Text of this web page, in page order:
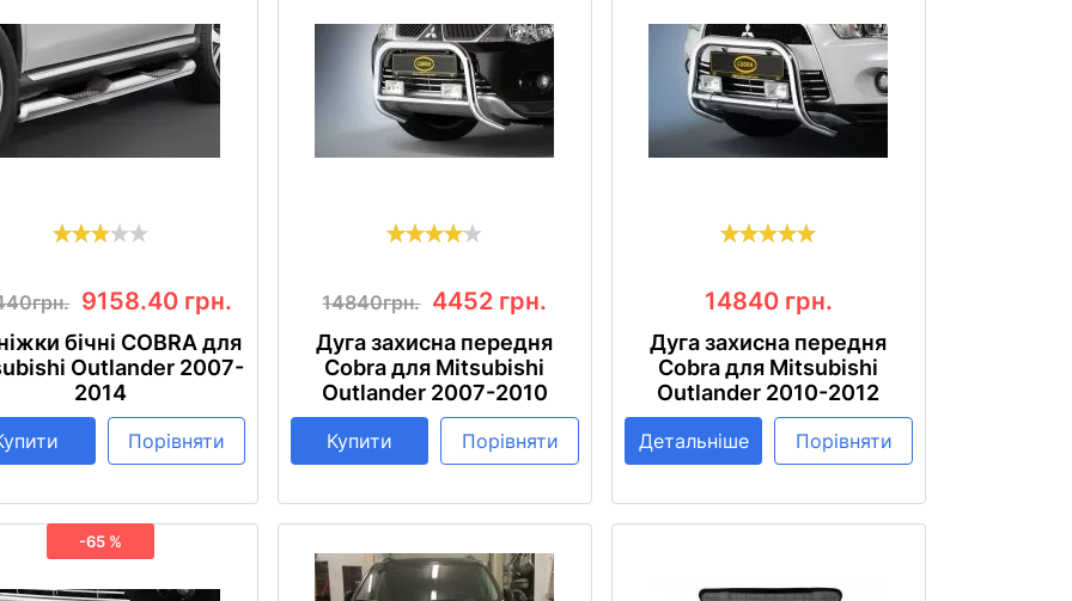
9158.40 грн.
бічні COBRA для
Outlander 2007-
2014
Порівняти
14840грн. 4452 грн.
Дуга захисна передня
Cobra для Mitsubishi
Outlander 2007-2010
Купити Порівняти
14840 грн.
Дуга захисна передня
Cobra для Mitsubishi
Outlander 2010-2012
Детальніше Порівняти
-65 %